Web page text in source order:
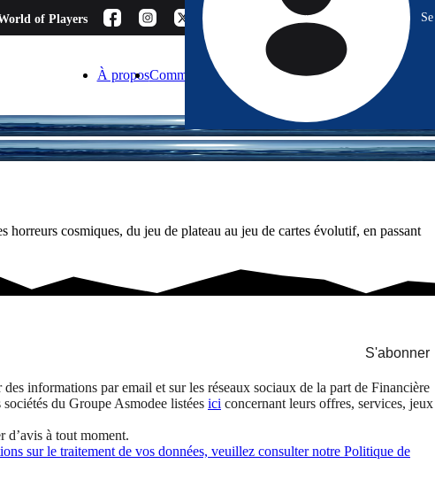
of Players
À proposComment choisir ? BlogEspace Pro Contact
cosmiques, du jeu de plateau au jeu de cartes évolutif, en passant
S'abonner
des informations par email et sur les réseaux sociaux de la part de Financière
du Groupe Asmodee listées ici concernant leurs offres, services,
d’avis à tout moment.
sur le traitement de vos données, veuillez consulter notre Politique de